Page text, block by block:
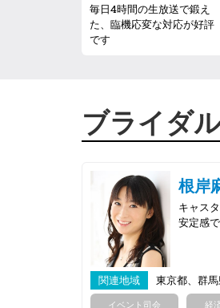
毎日4時間の生放送で鍛え
た、臨機応変な対応が好評
です
ブライダ
根岸
キャス
安定感
関連地域 東京都、群
イベント司会 経